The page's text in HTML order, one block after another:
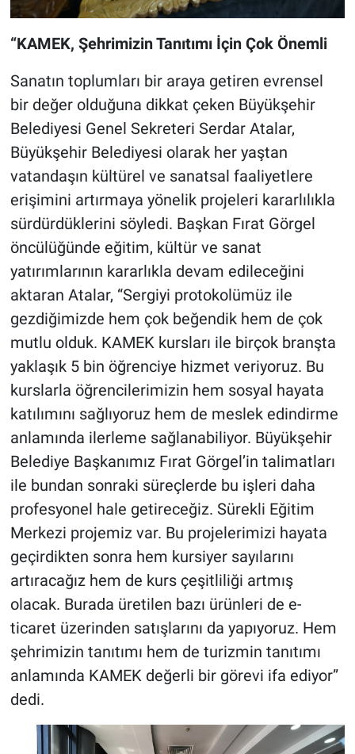
“KAMEK, Şehrimizin Tanıtımı İçin Çok Önemli
Sanatın toplumları bir araya getiren evrensel
bir değer olduğuna dikkat çeken Büyükşehir
Belediyesi Genel Sekreteri Serdar Atalar,
Büyükşehir Belediyesi olarak her yaştan
vatandaşın kültürel ve sanatsal faaliyetlere
erişimini artırmaya yönelik projeleri kararlılıkla
sürdürdüklerini söyledi. Başkan Fırat Görgel
öncülüğünde eğitim, kültür ve sanat
yatırımlarının kararlıkla devam edileceğini
aktaran Atalar, “Sergiyi protokolümüz ile
gezdiğimizde hem çok beğendik hem de çok
mutlu olduk. KAMEK kursları ile birçok branşta
yaklaşık 5 bin öğrenciye hizmet veriyoruz. Bu
kurslarla öğrencilerimizin hem sosyal hayata
katılımını sağlıyoruz hem de meslek edindirme
anlamında ilerleme sağlanabiliyor. Büyükşehir
Belediye Başkanımız Fırat Görgel’in talimatları
ile bundan sonraki süreçlerde bu işleri daha
profesyonel hale getireceğiz. Sürekli Eğitim
Merkezi projemiz var. Bu projelerimizi hayata
geçirdikten sonra hem kursiyer sayılarını
artıracağız hem de kurs çeşitliliği artmış
olacak. Burada üretilen bazı ürünleri de e-
ticaret üzerinden satışlarını da yapıyoruz. Hem
şehrimizin tanıtımı hem de turizmin tanıtımı
anlamında KAMEK değerli bir görevi ifa ediyor”
dedi.